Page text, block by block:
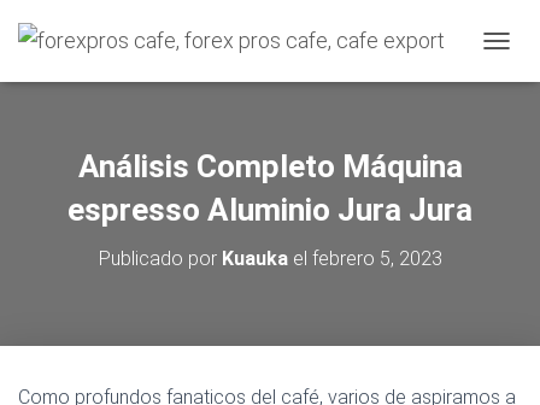
A
Análisis Completo Máquina
espresso Aluminio Jura Jura
Publicado por Kuaukael febrero 5, 2023
Como profundos fanaticos del café, varios de aspiramos a